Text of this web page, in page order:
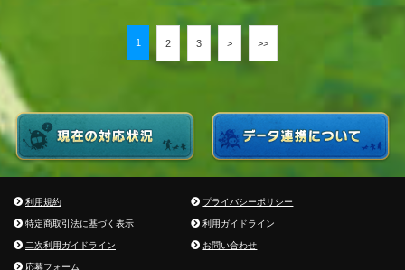
1 2 3 > >>
利用規約
プライバシーポリシー
特定商取引法に基づく表示
利用ガイドライン
二次利用ガイドライン
お問い合わせ
応募フォーム